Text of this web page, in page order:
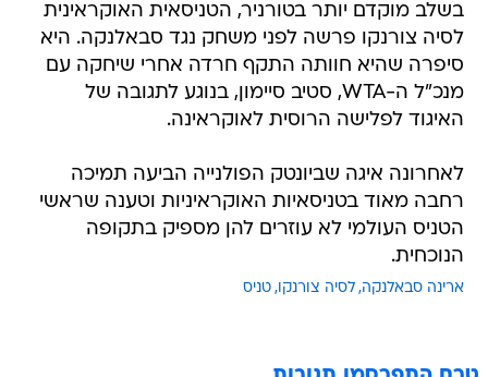
בשלב מוקדם יותר בטורניר, הטניסאית האוקראינית
לסיה צורנקו פרשה לפני משחק נגד סבאלנקה. היא
סיפרה שהיא חוותה התקף חרדה אחרי שיחקה עם
מנכ"ל ה-WTA, סטיב סיימון, בנוגע לתגובה של
האיגוד לפלישה הרוסית לאוקראינה.
לאחרונה איגה שביונטק הפולנייה הביעה תמיכה
רחבה מאוד בטניסאיות האוקראיניות וטענה שראשי
הטניס העולמי לא עוזרים להן מספיק בתקופה
הנוכחית.
ארינה סבאלנקה לסיה צורנקו טניס